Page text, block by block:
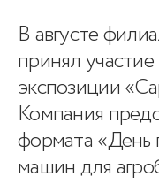
В августе
принял
экспозиции
Компания
формата «День
машин для